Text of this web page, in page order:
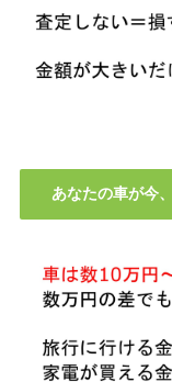
あなたの車が今